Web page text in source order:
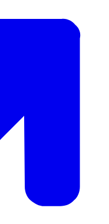
je
meegaan
of van zelfs
zeker
zijn